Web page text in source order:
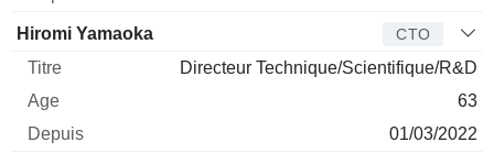
Hiromi Yamaoka CTO
Directeur Technique/Scientifique/R&D
63
01/03/2022